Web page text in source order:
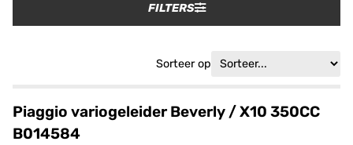
FILTERS
Sorteer op
Piaggio variogeleider Beverly / X10 350CC
B014584